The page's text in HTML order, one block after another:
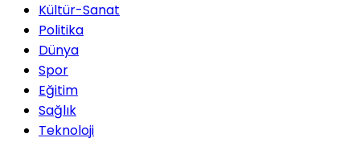
Kültür-Sanat
Politika
Dünya
Spor
Eğitim
Sağlık
Teknoloji